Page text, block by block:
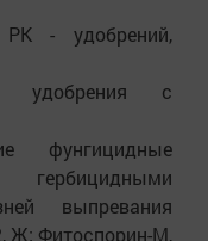
- удобрений,
удобрения с
фунгицидные
выпревания
Ж; Фитоспорин-М,